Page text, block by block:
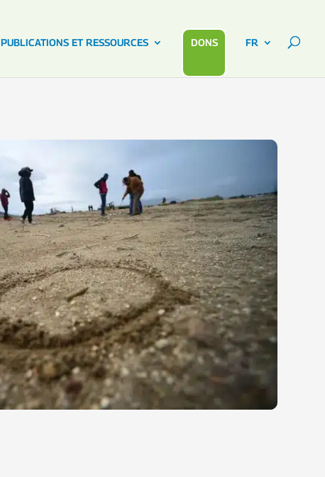
PUBLICATIONS ET RESSOURCES DONS FR